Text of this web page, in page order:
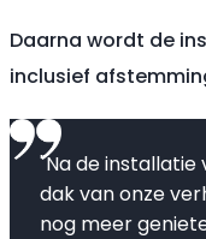
Daarna wordt de
inclusief
"Na de installatie
dak van onze
nog meer